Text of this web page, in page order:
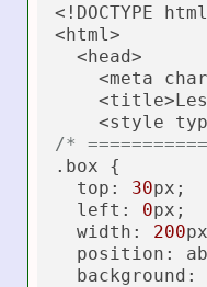
<!DOCTYPE
<html>
  <head>
<meta
<style
/*
.box {
  top:
30px;
  left:
0px;
  width:
200
position:
background: